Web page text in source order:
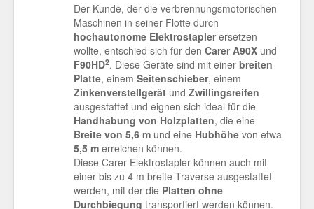
Der Kunde, der die verbrennungsmotorischen
Maschinen in seiner Flotte durch
hochautonome Elektrostaplerersetzen
wollte, entschied sich für den Carer A90X und
F90HD2. Diese Geräte sind mit einer breiten
Platte, einem Seitenschieber, einem
Zinkenverstellgerät und Zwillingsreifen
ausgestattet und eignen sich ideal für die
Handhabung von Holzplatten, die eine
Breite von 5,6 m und eine Hubhöhe von etwa
5,5 m erreichen können.
Diese Carer-Elektrostapler können auch mit
einer bis zu 4 m breite Traverse ausgestattet
werden, mit der die Platten ohne
Durchbiegung transportiert werden können.